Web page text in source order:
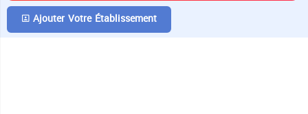
Ajouter Votre Établissement